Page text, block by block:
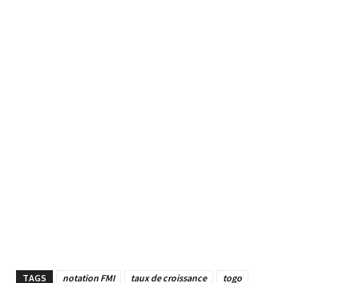
TAGS notation FMI taux de croissance togo